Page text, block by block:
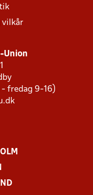
vilkår
Union
- fredag 9-16)